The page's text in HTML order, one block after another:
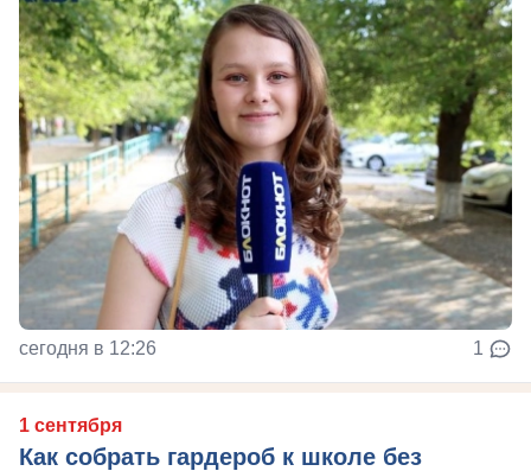
сегодня в 12:26 1
1 сентября
Как собрать гардероб к школе без